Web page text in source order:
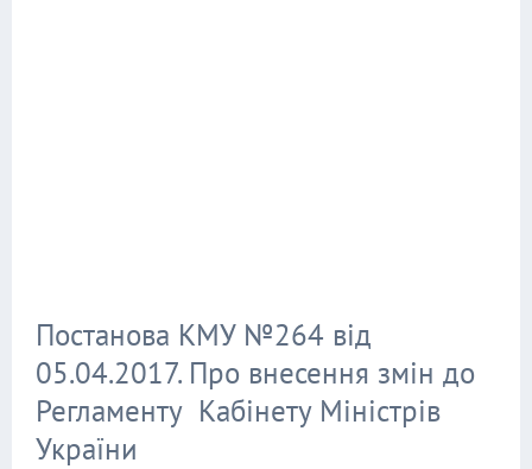
Постанова КМУ №264 від
05.04.2017. Про внесення змін до
Регламенту Кабінету Міністрів
України